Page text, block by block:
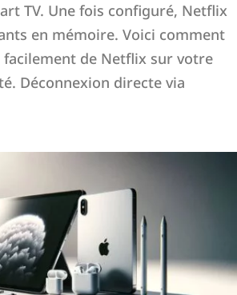
TV. Une fois configuré, Netflix
en mémoire. Voici comment
facilement de Netflix sur votre
Déconnexion directe via